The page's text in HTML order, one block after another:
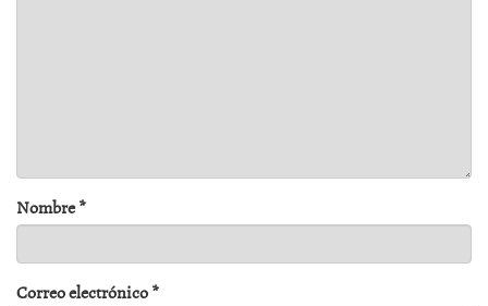
Nombre*
Correo electrónico*